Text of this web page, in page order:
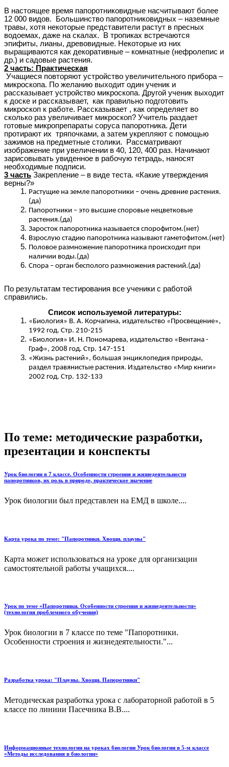
В настоящее время папоротниковидные насчитывают более
12 000 видов. Большинство папоротниковидных – наземные
травы, хотя некоторые представители растут в пресных
водоемах, даже на скалах. В тропиках встречаются
эпифиты, лианы, древовидные. Некоторые из них
выращиваются как декоративные – комнатные (нефролепис и
др.) и садовые растения.
2 часть: Практическая
Учащиеся повторяют устройство увеличительного прибора –
микроскопа. По желанию выходит один ученик и
рассказывает устройство микроскопа. Другой ученик выходит
к доске и рассказывает, как правильно подготовить
микроскоп к работе. Рассказывает , как определяет во
сколько раз увеличивает микроскоп? Учитель раздает
готовые микропрепараты соруса папоротника. Дети
протирают их тряпочками, а затем укрепляют с помощью
зажимов на предметные столики. Рассматривают
изображение при увеличении в 40, 120, 400 раз. Начинают
зарисовывать увиденное в рабочую тетрадь, наносят
необходимые подписи.
3 часть Закрепление – в виде теста. «Какие утверждения
верны?»
Растущие на земле папоротники – очень древние растения.
(да)
Папоротники – это высшие споровые нецветковые
растения.(да)
Заросток папоротника называется спорофитом.(нет)
Взрослую стадию папоротника называют гаметофитом.(нет)
Половое размножение папоротника происходит при
наличии воды.(да)
Спора – орган бесполого размножения растений.(да)
По результатам тестирования все ученики с работой
справились.
Список используемой литературы:
«Биология» В. А. Корчагина, издательство «Просвещение»,
1992 год. Стр. 210-215
«Биология» И. Н. Пономарева, издательство «Вентана -
Граф», 2008 год. Стр. 147-151
«Жизнь растений», большая энциклопедия природы,
раздел травянистые растения. Издательство «Мир книги»
2002 год. Стр. 132-133
По теме: методические разработки,
презентации и конспекты
Урок биологии в 7 классе. Особенности строения и жизнедеятельности
папоротников, их роль в природе, практическое значение
Урок биологии был представлен на ЕМД в школе....
Карта урока по теме: "Папоротники. Хвощи. плауны"
Карта может использоваться на уроке для организации
самостоятельной работы учащихся....
Урок по теме «Папоротники. Особенности строения и жизнедеятельности»
(технология проблемного обучения)
Урок биологии в 7 классе по теме "Папоротники.
Особенности строения и жизнедеятельности."...
Разработка урока: "Плауны. Хвощи. Папоротники"
Методическая разработка урока с лабораторной работой в 5
классе по линиии Пасечника В.В....
Информационные технологии на уроках биологии Урок биологии в 5-м классе
«Методы исследования в биологии»